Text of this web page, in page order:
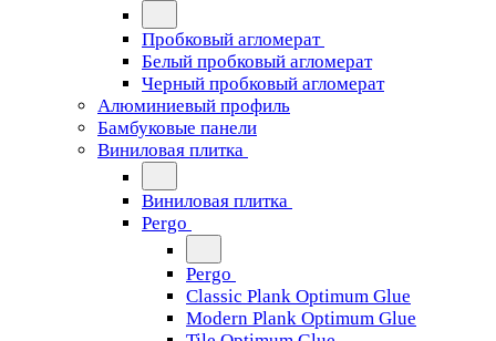
Пробковый агломерат
Белый пробковый агломерат
Черный пробковый агломерат
Алюминиевый профиль
Бамбуковые панели
Виниловая плитка
Виниловая плитка
Pergo
Pergo
Classic Plank Optimum Glue
Modern Plank Optimum Glue